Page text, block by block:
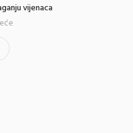
vijenaca